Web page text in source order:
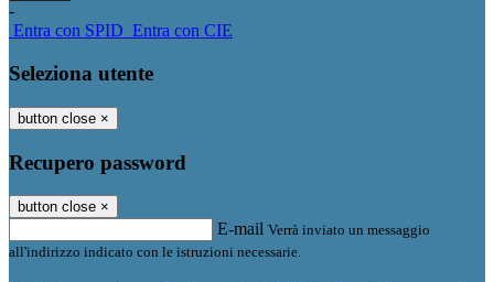
-
Entra con SPID Entra con CIE
Seleziona utente
button close ×
Recupero password
button close ×
E-mail Verrà inviato un messaggio
all'indirizzo indicato con le istruzioni necessarie.